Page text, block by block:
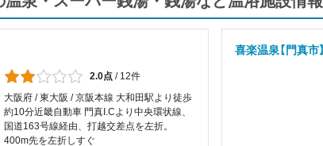
2.0点 / 12件
大阪府 / 東大阪 / 京阪本線 大和田駅より徒歩
約10分近畿自動車 門真I.Cより中央環状線、
国道163号線経由、打越交差点を左折。
400m先を左折しすぐ
喜楽温泉【門真市】